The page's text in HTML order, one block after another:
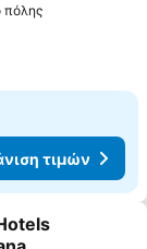
πόλης
τιμών
αγαπημένα